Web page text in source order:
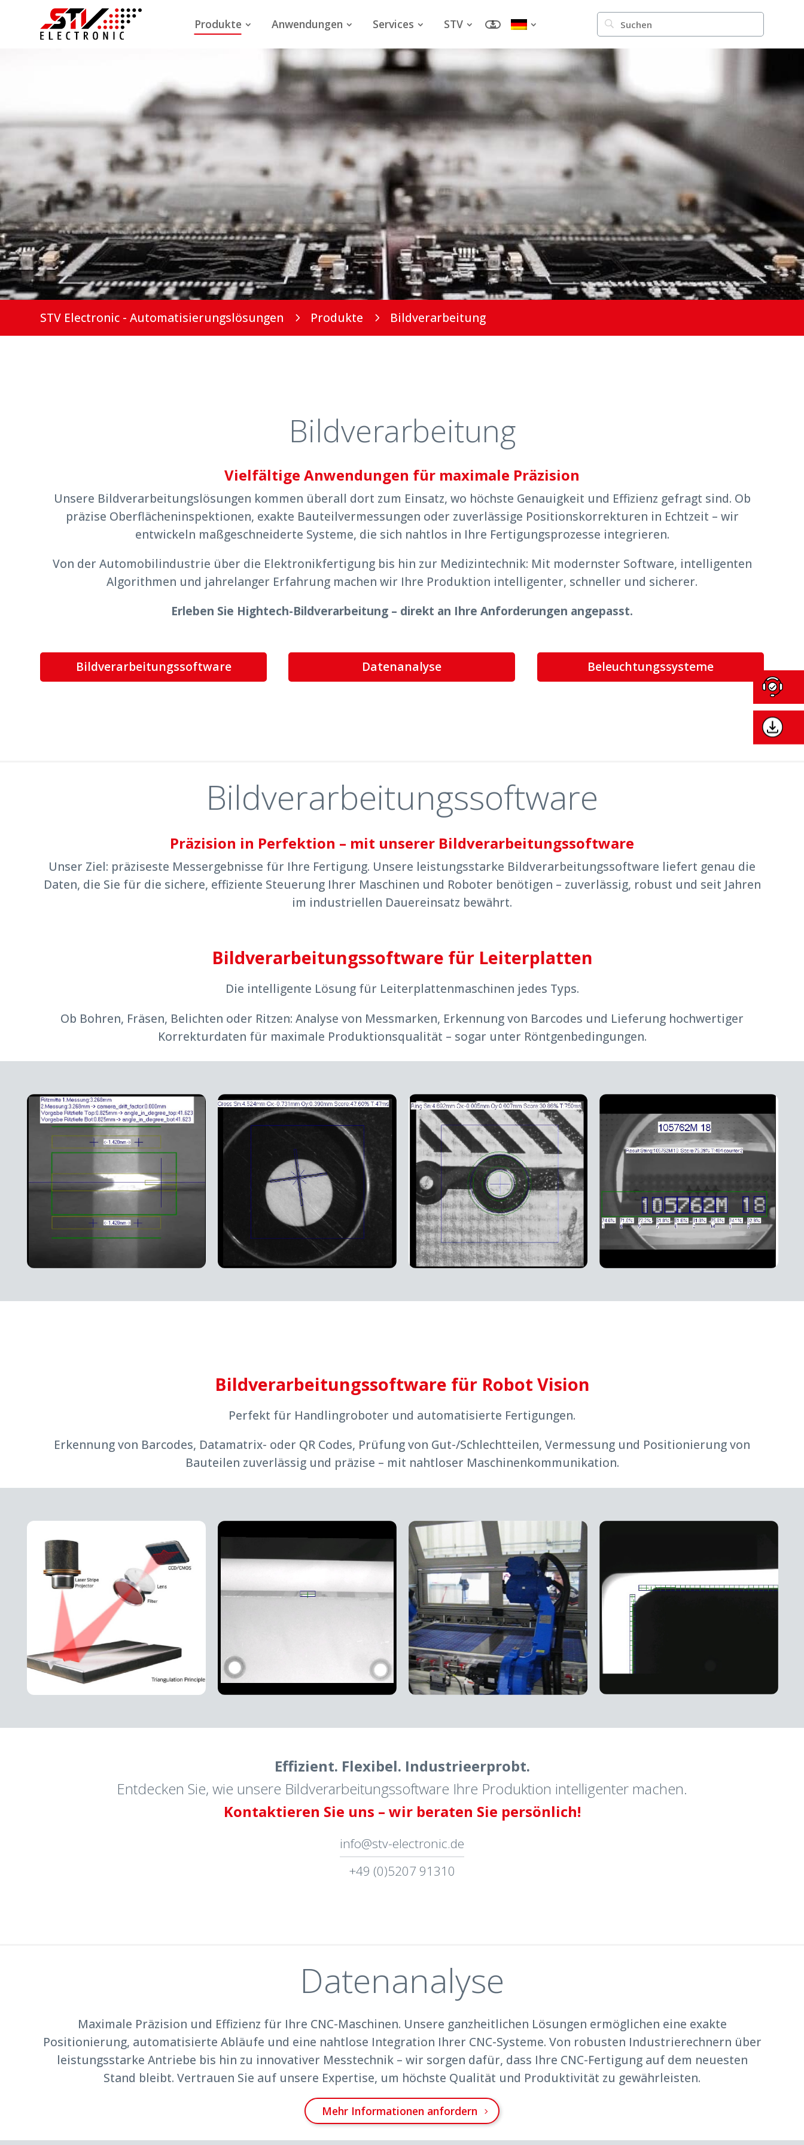
Produkte Anwendungen Services STV
STV Electronic - Automatisierungslösungen 5 Produkte 5 Bildverarbeitung
Bildverarbeitung
Vielfältige Anwendungen für maximale Präzision
Unsere Bildverarbeitungslösungen kommen überall dort zum Einsatz, wo höchste Genauigkeit und Effizienz gefragt sind. Ob
präzise Oberflächeninspektionen, exakte Bauteilvermessungen oder zuverlässige Positionskorrekturen in Echtzeit – wir
entwickeln maßgeschneiderte Systeme, die sich nahtlos in Ihre Fertigungsprozesse integrieren.
Von der Automobilindustrie über die Elektronikfertigung bis hin zur Medizintechnik: Mit modernster Software, intelligenten
Algorithmen und jahrelanger Erfahrung machen wir Ihre Produktion intelligenter, schneller und sicherer.
Erleben Sie Hightech-Bildverarbeitung – direkt an Ihre Anforderungen angepasst.
Bildverarbeitungssoftware Datenanalyse Beleuchtungssysteme
Bildverarbeitungssoftware
Präzision in Perfektion – mit unserer Bildverarbeitungssoftware
Unser Ziel: präziseste Messergebnisse für Ihre Fertigung. Unsere leistungsstarke Bildverarbeitungssoftware liefert genau die
Daten, die Sie für die sichere, effiziente Steuerung Ihrer Maschinen und Roboter benötigen – zuverlässig, robust und seit Jahren
im industriellen Dauereinsatz bewährt.
Bildverarbeitungssoftware für Leiterplatten
Die intelligente Lösung für Leiterplattenmaschinen jedes Typs.
Ob Bohren, Fräsen, Belichten oder Ritzen: Analyse von Messmarken, Erkennung von Barcodes und Lieferung hochwertiger
Korrekturdaten für maximale Produktionsqualität – sogar unter Röntgenbedingungen.
Bildverarbeitungssoftware für Robot Vision
Perfekt für Handlingroboter und automatisierte Fertigungen.
Erkennung von Barcodes, Datamatrix- oder QR Codes, Prüfung von Gut-/Schlechtteilen, Vermessung und Positionierung von
Bauteilen zuverlässig und präzise – mit nahtloser Maschinenkommunikation.
Effizient. Flexibel. Industrieerprobt.
Entdecken Sie, wie unsere Bildverarbeitungssoftware Ihre Produktion intelligenter machen.
Kontaktieren Sie uns – wir beraten Sie persönlich!
info@stv-electronic.de
+49 (0)5207 91310
Datenanalyse
Maximale Präzision und Effizienz für Ihre CNC-Maschinen. Unsere ganzheitlichen Lösungen ermöglichen eine exakte
Positionierung, automatisierte Abläufe und eine nahtlose Integration Ihrer CNC-Systeme. Von robusten Industrierechnern über
leistungsstarke Antriebe bis hin zu innovativer Messtechnik – wir sorgen dafür, dass Ihre CNC-Fertigung auf dem neuesten
Stand bleibt. Vertrauen Sie auf unsere Expertise, um höchste Qualität und Produktivität zu gewährleisten.
Mehr Informationen anfordern